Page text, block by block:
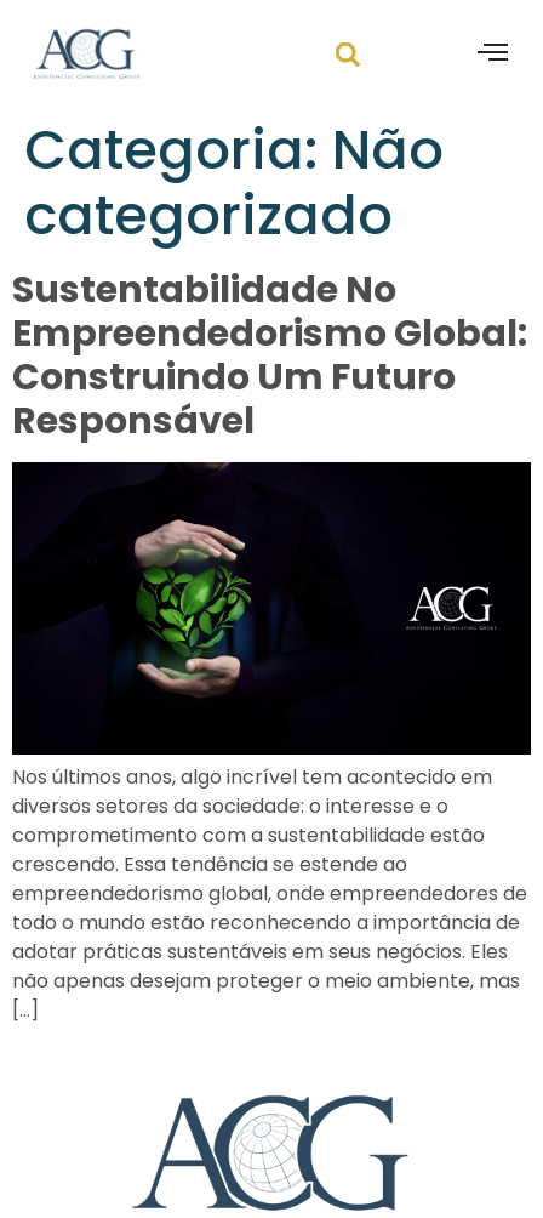
Categoria: Não
categorizado
Sustentabilidade No
Empreendedorismo Global:
Construindo Um Futuro
Responsável
Nos últimos anos, algo incrível tem acontecido em
diversos setores da sociedade: o interesse e o
comprometimento com a sustentabilidade estão
crescendo. Essa tendência se estende ao
empreendedorismo global, onde empreendedores de
todo o mundo estão reconhecendo a importância de
adotar práticas sustentáveis em seus negócios. Eles
não apenas desejam proteger o meio ambiente, mas
[…]